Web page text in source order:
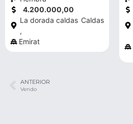
4.200.000,00
La dorada caldas
,
Caldas
Emirat
ANTERIOR
Vendo